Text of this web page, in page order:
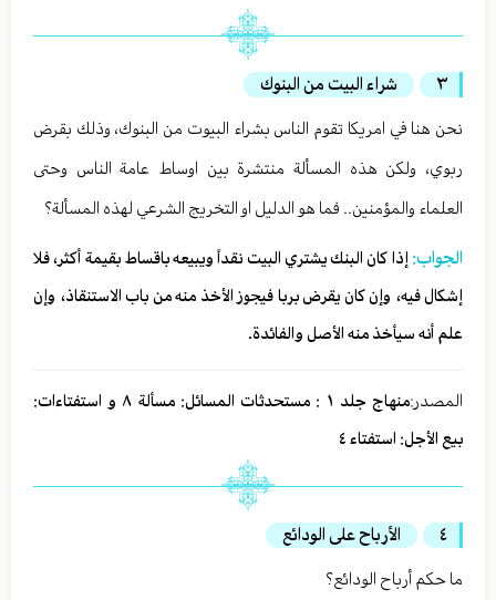
٣
شراء البيت من البنوك
نحن هنا في امريكا تقوم الناس بشراء البيوت من البنوك، وذلك بقرض
ربوي، ولكن هذه المسألة منتشرة بين اوساط عامة الناس وحتى
العلماء والمؤمنين.. فما هو الدليل او التخريج الشرعي لهذه المسألة؟
الجواب: إذا كان البنك يشتري البيت نقداً ويبيعه باقساط بقيمة أكثر، فلا
إشكال فيه، وإن كان يقرض بربا فيجوز الأخذ منه من باب الاستنقاذ، وإن
علم أنه سيأخذ منه الأصل والفائدة.
المصدر:
منهاج جلد ١ : مستحدثات المسائل: مسألة ٨ و استفتاءات:
بيع الأجل: استفتاء ٤
٤
الأرباح على الودائع
ما حكم أرباح الودائع؟